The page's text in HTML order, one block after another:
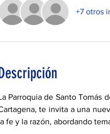
+7 otros
Parroquia de Santo Tomás
te invita a una
fe y la razón, abordando